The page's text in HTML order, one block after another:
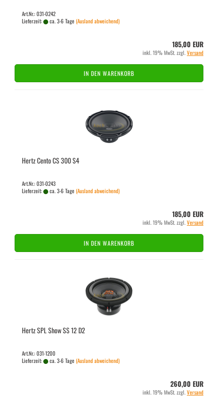
Art.Nr.: 031-0242
Lieferzeit:
ca. 3-6 Tage(Ausland abweichend)
185,00 EUR
inkl. 19% MwSt. zzgl.Versand
IN DEN WARENKORB
Hertz Cento CS 300 S4
Art.Nr.: 031-0243
Lieferzeit:
ca. 3-6 Tage(Ausland abweichend)
185,00 EUR
inkl. 19% MwSt. zzgl.Versand
IN DEN WARENKORB
Hertz SPL Show SS 12 D2
Art.Nr.: 031-1200
Lieferzeit:
ca. 3-6 Tage(Ausland abweichend)
260,00 EUR
inkl. 19% MwSt. zzgl.Versand